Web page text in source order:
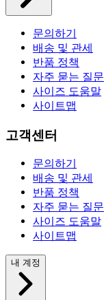
문의하기
배송 및 관세
반품 정책
자주 묻는 질문
사이즈 도움말
사이트맵
고객센터
문의하기
배송 및 관세
반품 정책
자주 묻는 질문
사이즈 도움말
사이트맵
내 계정